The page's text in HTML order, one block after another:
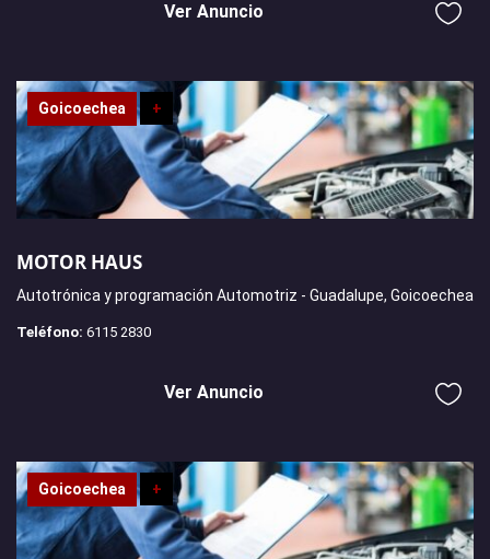
Ver Anuncio
Goicoechea +
MOTOR HAUS
Autotrónica y programación Automotriz - Guadalupe, Goicoechea
Teléfono: 6115 2830
Ver Anuncio
Goicoechea +